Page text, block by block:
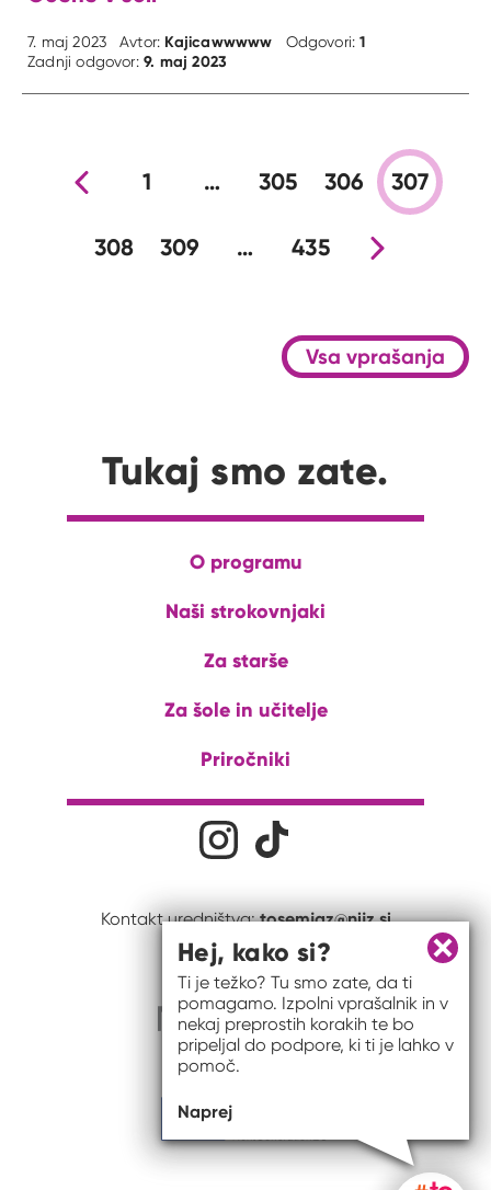
7. maj 2023 Avtor: Kajicawwwww Odgovori:1
Zadnji odgovor:9. maj 2023
Prejšnja stran
1 … 305 306 307
308 309 … 435Nova stran
Vsa vprašanja
Tukaj smo zate.
O programu
Naši strokovnjaki
Za starše
Za šole in učitelje
Priročniki
Družabna omrežjaNa naš Instagram profil
Kontakt uredništva:tosemjaz@nijz.si
Zapri
Hej, kako si?
Ti je težko? Tu smo zate, da ti
pomagamo. Izpolni vprašalnik in v
nekaj preprostih korakih te bo
pripeljal do podpore, ki ti je lahko v
pomoč.
Naprej